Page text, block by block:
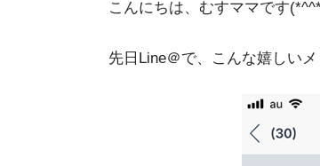
こんにちは、むすママです
先日Line＠で、こんな嬉しい